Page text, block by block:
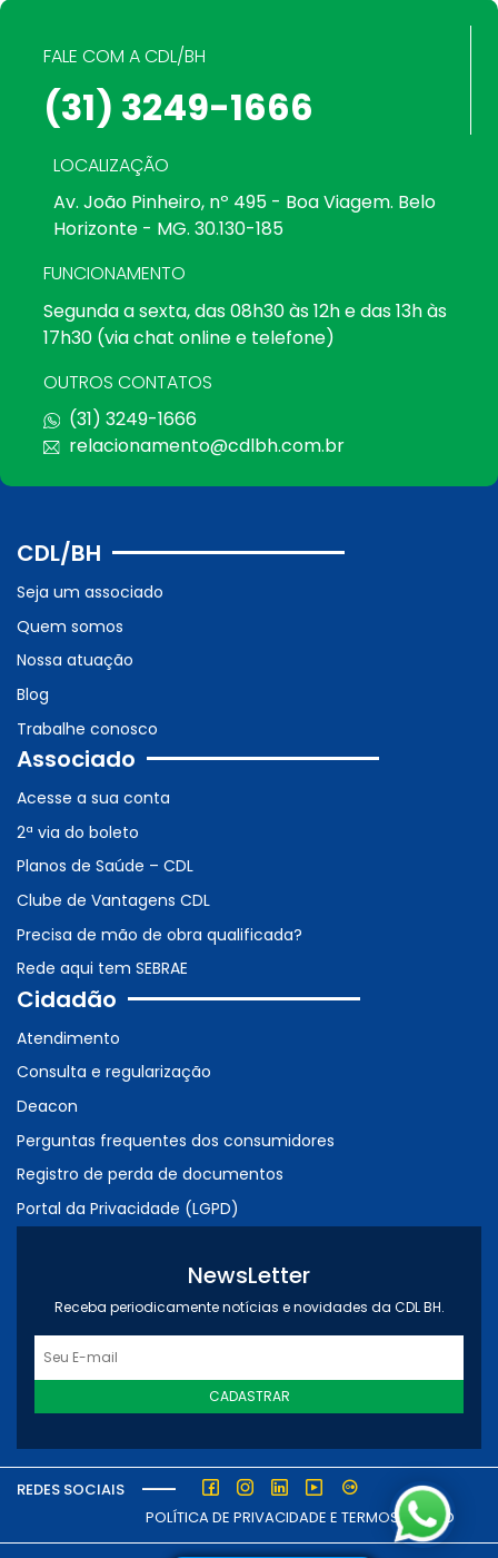
FALE COM A CDL/BH
(31) 3249-1666
LOCALIZAÇÃO
Av. João Pinheiro, nº 495 - Boa Viagem. Belo
Horizonte - MG. 30.130-185
FUNCIONAMENTO
Segunda a sexta, das 08h30 às 12h e das 13h às
17h30 (via chat online e telefone)
OUTROS CONTATOS
(31) 3249-1666
relacionamento@cdlbh.com.br
CDL/BH
Seja um associado
Quem somos
Nossa atuação
Blog
Trabalhe conosco
Associado
Acesse a sua conta
2ª via do boleto
Planos de Saúde – CDL
Clube de Vantagens CDL
Precisa de mão de obra qualificada?
Rede aqui tem SEBRAE
Cidadão
Atendimento
Consulta e regularização
Deacon
Perguntas frequentes dos consumidores
Registro de perda de documentos
Portal da Privacidade (LGPD)
NewsLetter
Receba periodicamente notícias e novidades da CDL BH.
CADASTRAR
REDES SOCIAIS
POLÍTICA DE PRIVACIDADE E TERMOS DE USO